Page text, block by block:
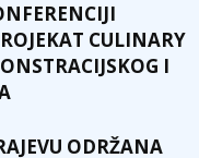
CULINARY
I
ODRŽANA